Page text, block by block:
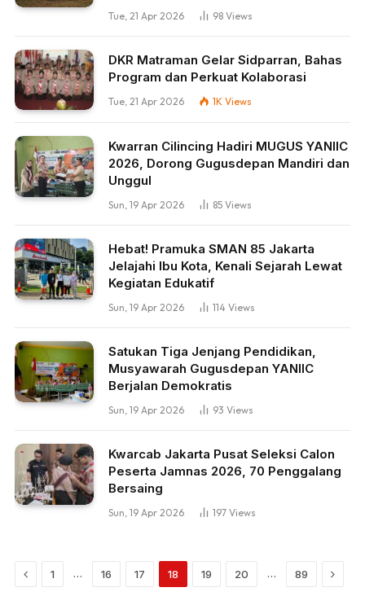
Tue, 21 Apr 2026 98 Views
DKR Matraman Gelar Sidparran, Bahas
Program dan Perkuat Kolaborasi
Tue, 21 Apr 2026 1K Views
Kwarran Cilincing Hadiri MUGUS YANIIC
2026, Dorong Gugusdepan Mandiri dan
Unggul
Sun, 19 Apr 2026 85 Views
Hebat! Pramuka SMAN 85 Jakarta
Jelajahi Ibu Kota, Kenali Sejarah Lewat
Kegiatan Edukatif
Sun, 19 Apr 2026 114 Views
Satukan Tiga Jenjang Pendidikan,
Musyawarah Gugusdepan YANIIC
Berjalan Demokratis
Sun, 19 Apr 2026 93 Views
Kwarcab Jakarta Pusat Seleksi Calon
Peserta Jamnas 2026, 70 Penggalang
Bersaing
Sun, 19 Apr 2026 197 Views
Previous
1 … 16 17 18 19 20 … 89 Next